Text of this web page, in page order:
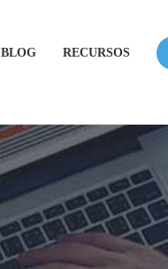
BLOG RECURSOS